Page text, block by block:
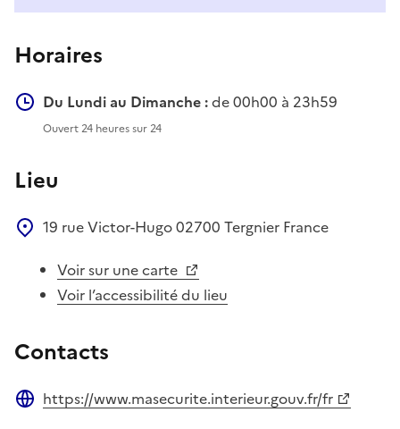
Horaires
Du Lundi au Dimanche :de 00h00 à 23h59
Ouvert 24 heures sur 24
Lieu
19 rue Victor-Hugo02700 Tergnier France
Voir sur une carte
Voir l’accessibilité du lieu
Contacts
https://www.masecurite.interieur.gouv.fr/fr